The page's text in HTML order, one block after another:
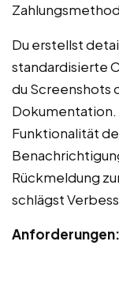
Du erstellst
standardisierte
du Screenshots
Funktionalität
Rückmeldung
schlägst
Anforderungen: